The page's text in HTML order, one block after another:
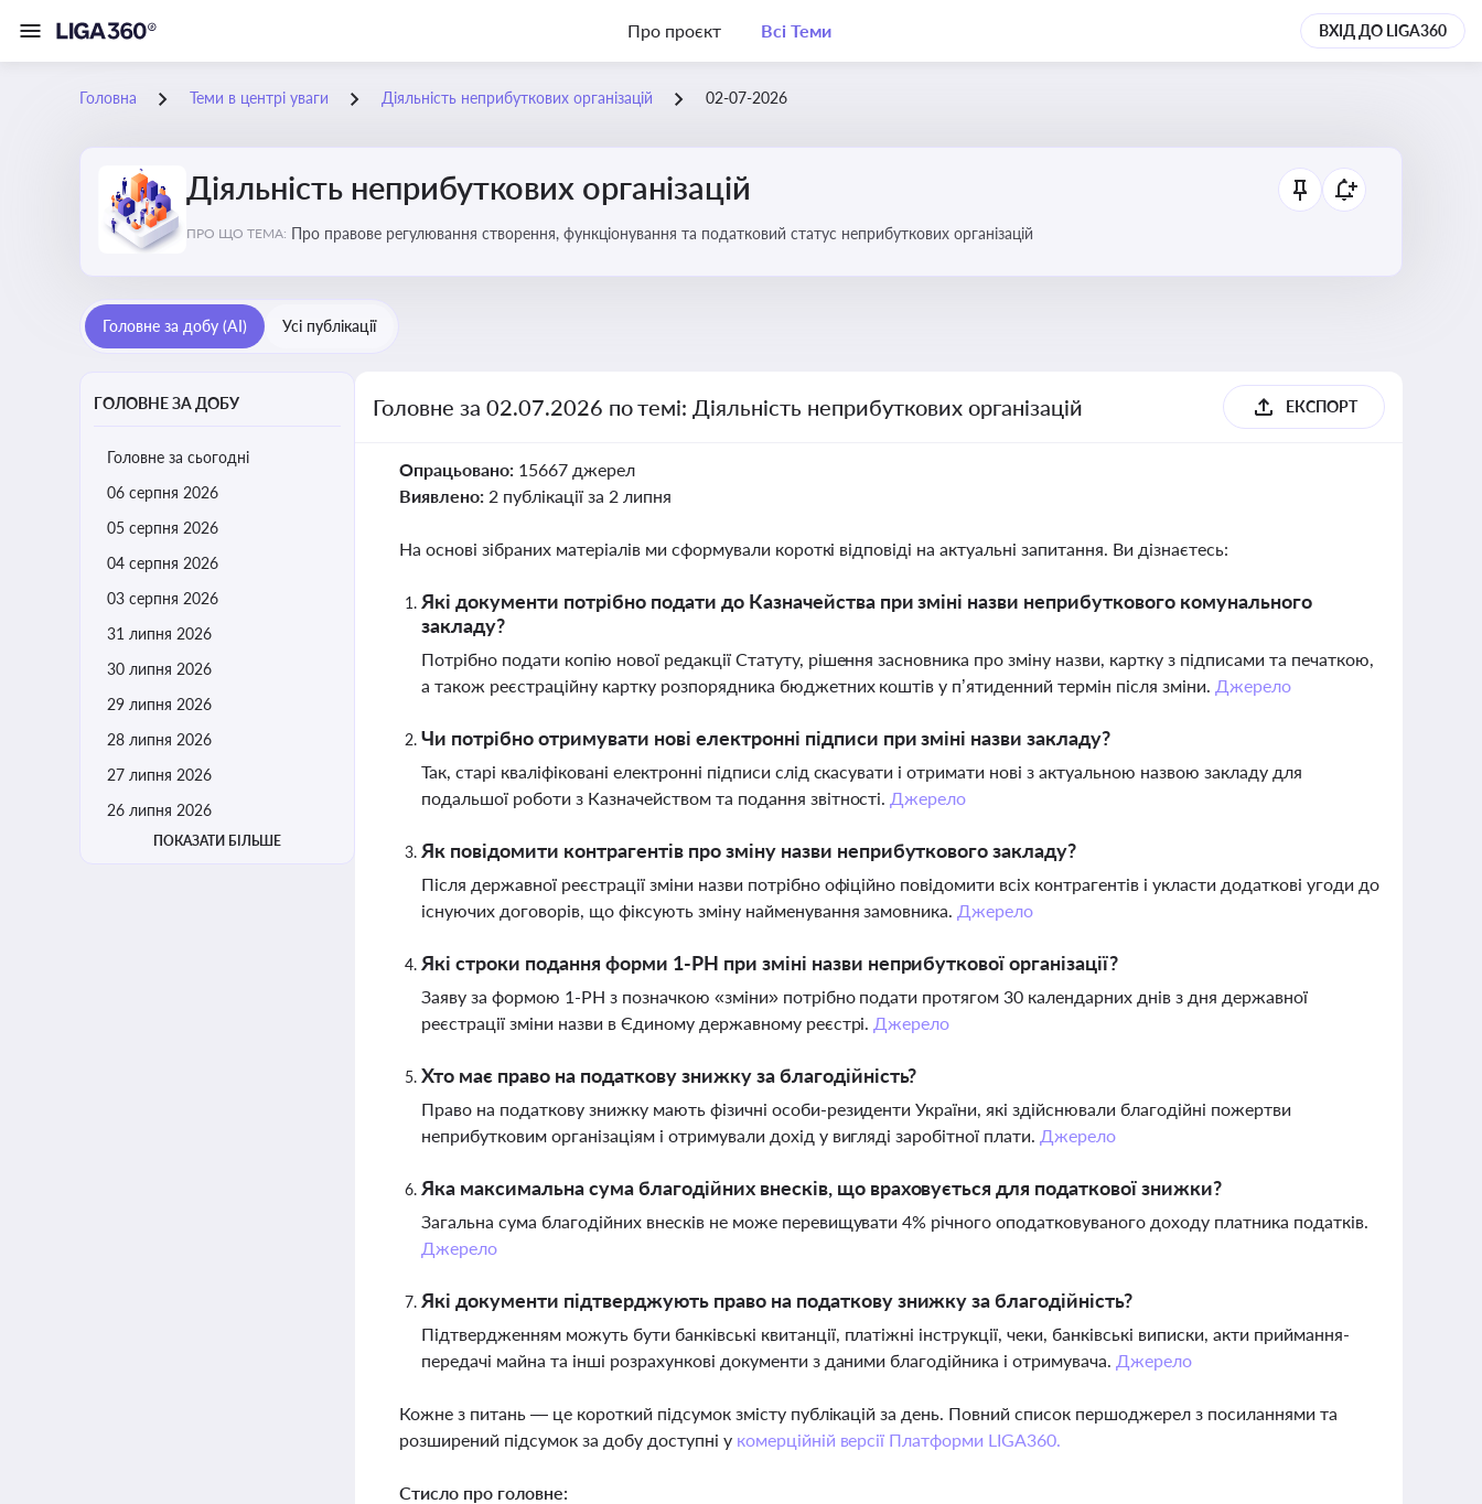
Про проєкт Всі Теми ВХІД ДО LIGA360
Головна Теми в центрі уваги Діяльність неприбуткових організацій 02-07-2026
Діяльність неприбуткових організацій
ПРО ЩО ТЕМА: Про правове регулювання створення, функціонування та податковий статус неприбуткових організацій
Головне за добу (AI) Усі публікації
ГОЛОВНЕ ЗА ДОБУ
Головне за сьогодні
06 серпня 2026
05 серпня 2026
04 серпня 2026
03 серпня 2026
31 липня 2026
30 липня 2026
29 липня 2026
28 липня 2026
27 липня 2026
26 липня 2026
ПОКАЗАТИ БІЛЬШЕ
Головне за 02.07.2026 по темі: Діяльність неприбуткових організацій ЕКСПОРТ
Опрацьовано: 15667 джерел
Виявлено: 2 публікації за 2 липня
На основі зібраних матеріалів ми сформували короткі відповіді на актуальні запитання. Ви дізнаєтесь:
Які документи потрібно подати до Казначейства при зміні назви неприбуткового комунального
закладу?
Потрібно подати копію нової редакції Статуту, рішення засновника про зміну назви, картку з підписами та печаткою,
а також реєстраційну картку розпорядника бюджетних коштів у п’ятиденний термін після зміни. Джерело
Чи потрібно отримувати нові електронні підписи при зміні назви закладу?
Так, старі кваліфіковані електронні підписи слід скасувати і отримати нові з актуальною назвою закладу для
подальшої роботи з Казначейством та подання звітності. Джерело
Як повідомити контрагентів про зміну назви неприбуткового закладу?
Після державної реєстрації зміни назви потрібно офіційно повідомити всіх контрагентів і укласти додаткові угоди до
існуючих договорів, що фіксують зміну найменування замовника. Джерело
Які строки подання форми 1-РН при зміні назви неприбуткової організації?
Заяву за формою 1-РН з позначкою «зміни» потрібно подати протягом 30 календарних днів з дня державної
реєстрації зміни назви в Єдиному державному реєстрі. Джерело
Хто має право на податкову знижку за благодійність?
Право на податкову знижку мають фізичні особи-резиденти України, які здійснювали благодійні пожертви
неприбутковим організаціям і отримували дохід у вигляді заробітної плати. Джерело
Яка максимальна сума благодійних внесків, що враховується для податкової знижки?
Загальна сума благодійних внесків не може перевищувати 4% річного оподатковуваного доходу платника податків.
Джерело
Які документи підтверджують право на податкову знижку за благодійність?
Підтвердженням можуть бути банківські квитанції, платіжні інструкції, чеки, банківські виписки, акти приймання-
передачі майна та інші розрахункові документи з даними благодійника і отримувача. Джерело
Кожне з питань — це короткий підсумок змісту публікацій за день. Повний список першоджерел з посиланнями та
розширений підсумок за добу доступні у комерційній версії Платформи LIGA360.
Стисло про головне: